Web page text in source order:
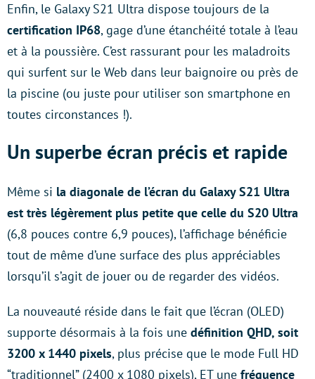
Enfin, le Galaxy S21 Ultra dispose toujours de la
certification IP68, gage d’une étanchéité totale à l’eau
et à la poussière. C’est rassurant pour les maladroits
qui surfent sur le Web dans leur baignoire ou près de
la piscine (ou juste pour utiliser son smartphone en
toutes circonstances !).
Un superbe écran précis et rapide
Même si la diagonale de l’écran du Galaxy S21 Ultra
est très légèrement plus petite que celle du S20 Ultra
(6,8 pouces contre 6,9 pouces), l’affichage bénéficie
tout de même d’une surface des plus appréciables
lorsqu’il s’agit de jouer ou de regarder des vidéos.
La nouveauté réside dans le fait que l’écran (OLED)
supporte désormais à la fois une définition QHD, soit
3200 x 1440 pixels, plus précise que le mode Full HD
“traditionnel” (2400 x 1080 pixels), ET une fréquence